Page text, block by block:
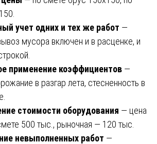
учет одних и тех же работ —
мусора включен и в расценке, и
применение коэффициентов —
в разгар лета, стесненность в
стоимости оборудования — цена
500 тыс., рыночная — 120 тыс.
невыполненных работ —